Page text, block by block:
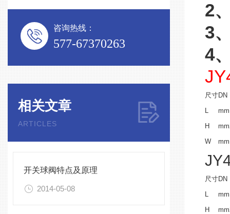
咨询热线：
577-67370263
相关文章
ARTICLES
开关球阀特点及原理
2014-05-08
2
3
4
尺寸DN
L
mm
H
mm
W
mm
尺寸DN
L
mm
H
mm